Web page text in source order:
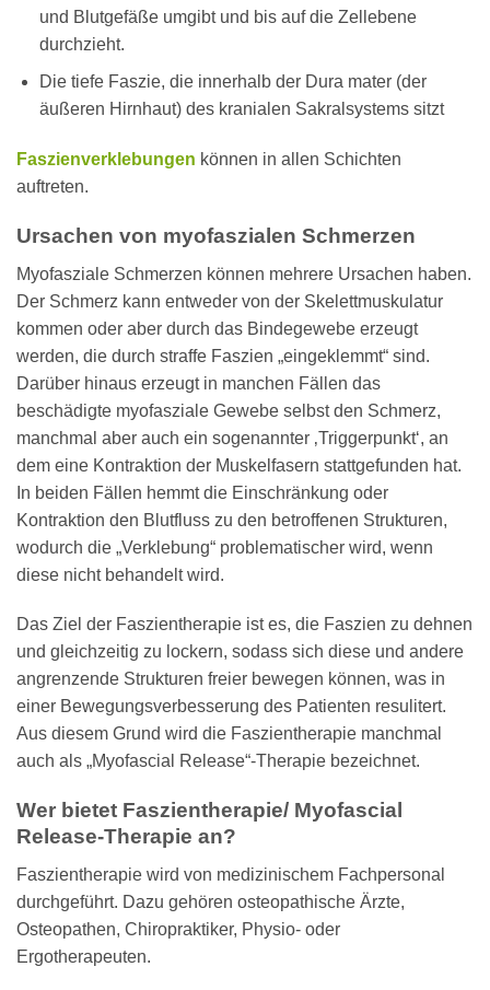
und Blutgefäße umgibt und bis auf die Zellebene
durchzieht.
Die tiefe Faszie, die innerhalb der Dura mater (der
äußeren Hirnhaut) des kranialen Sakralsystems sitzt
Faszienverklebungen können in allen Schichten
auftreten.
Ursachen von myofaszialen Schmerzen
Myofasziale Schmerzen können mehrere Ursachen haben.
Der Schmerz kann entweder von der Skelettmuskulatur
kommen oder aber durch das Bindegewebe erzeugt
werden, die durch straffe Faszien „eingeklemmt“ sind.
Darüber hinaus erzeugt in manchen Fällen das
beschädigte myofasziale Gewebe selbst den Schmerz,
manchmal aber auch ein sogenannter ‚Triggerpunkt‘, an
dem eine Kontraktion der Muskelfasern stattgefunden hat.
In beiden Fällen hemmt die Einschränkung oder
Kontraktion den Blutfluss zu den betroffenen Strukturen,
wodurch die „Verklebung“ problematischer wird, wenn
diese nicht behandelt wird.
Das Ziel der Faszientherapie ist es, die Faszien zu dehnen
und gleichzeitig zu lockern, sodass sich diese und andere
angrenzende Strukturen freier bewegen können, was in
einer Bewegungsverbesserung des Patienten resulitert.
Aus diesem Grund wird die Faszientherapie manchmal
auch als „Myofascial Release“-Therapie bezeichnet.
Wer bietet Faszientherapie/ Myofascial
Release-Therapie an?
Faszientherapie wird von medizinischem Fachpersonal
durchgeführt. Dazu gehören osteopathische Ärzte,
Osteopathen, Chiropraktiker, Physio- oder
Ergotherapeuten.